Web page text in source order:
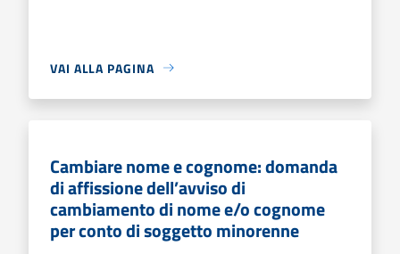
VAI ALLA PAGINA
Cambiare nome e cognome: domanda
di affissione dell’avviso di
cambiamento di nome e/o cognome
per conto di soggetto minorenne